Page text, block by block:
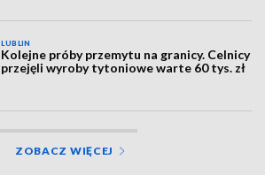
LUBLIN
Kolejne próby przemytu na granicy. Celnicy
przejęli wyroby tytoniowe warte 60 tys. zł
ZOBACZ WIĘCEJ